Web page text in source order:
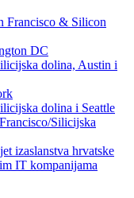
Francisco & Silicon
DC
dolina, Austin i
dolina i Seattle
Silicijska
izaslanstva hrvatske
IT kompanijama